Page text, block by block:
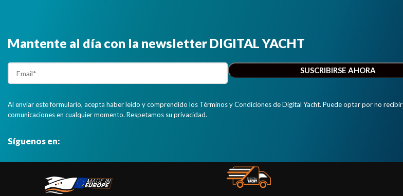
Mantente al día con la newsletter DIGITAL YACHT
Al enviar este formulario, acepta haber leído y comprendido los Términos y Condiciones de Digital Yacht. Puede optar por no recibir
comunicaciones en cualquier momento. Respetamos su privacidad.
Síguenos en: